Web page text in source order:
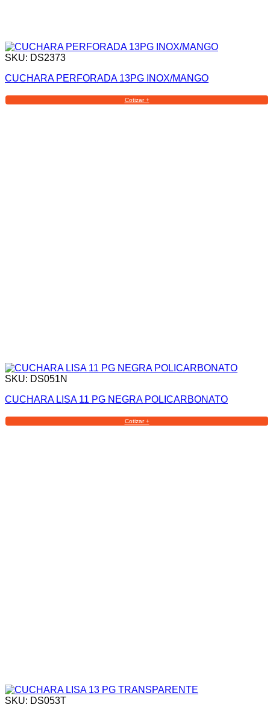
SKU: DS2373
CUCHARA PERFORADA 13PG INOX/MANGO
Cotizar +
SKU: DS051N
CUCHARA LISA 11 PG NEGRA POLICARBONATO
Cotizar +
SKU: DS053T